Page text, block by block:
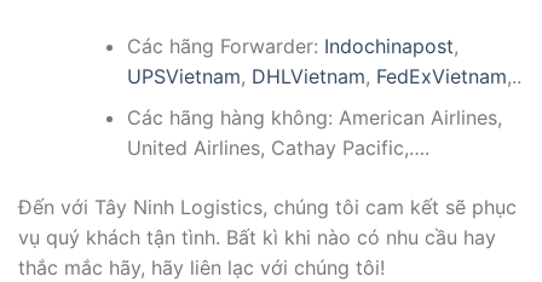
Các hãng Forwarder: Indochinapost,
UPSVietnam, DHLVietnam, FedExVietnam,..
Các hãng hàng không: American Airlines,
United Airlines, Cathay Pacific,….
Đến với Tây Ninh Logistics, chúng tôi cam kết sẽ phục
vụ quý khách tận tình. Bất kì khi nào có nhu cầu hay
thắc mắc hãy, hãy liên lạc với chúng tôi!